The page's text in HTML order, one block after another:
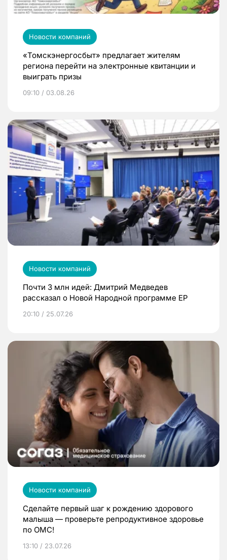
Новости компаний
«Томскэнергосбыт» предлагает жителям
региона перейти на электронные квитанции и
выиграть призы
09:10 / 03.08.26
Новости компаний
Почти 3 млн идей: Дмитрий Медведев
рассказал о Новой Народной программе ЕР
20:10 / 25.07.26
Новости компаний
Сделайте первый шаг к рождению здорового
малыша — проверьте репродуктивное здоровье
по ОМС!
13:10 / 23.07.26